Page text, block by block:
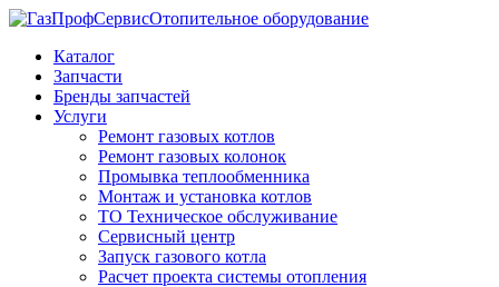
Отопительное оборудование
Каталог
Запчасти
Бренды запчастей
Услуги
Ремонт газовых котлов
Ремонт газовых колонок
Промывка теплообменника
Монтаж и установка котлов
ТО Техническое обслуживание
Сервисный центр
Запуск газового котла
Расчет проекта системы отопления